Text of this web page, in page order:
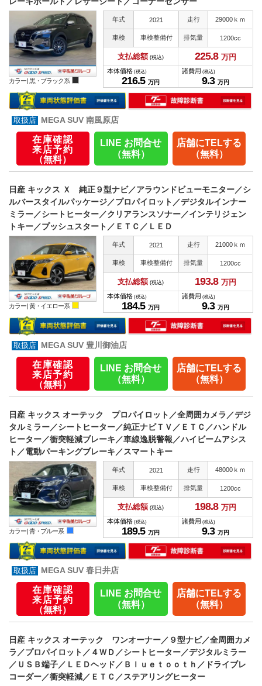
カラー |黒・ブラック系
年式 2021 走行 29000ｋｍ
車検 車検整備付 排気量 1200cc
支払総額 (税込) 225.8 万円
本体価格 (税込)
216.5 万円
諸費用 (税込)
9.3 万円
MEGA SUV 南風原店
在庫確認
来店予約
（無料）
LINE お問合せ
（無料）
店舗にTELする
（無料）
日産 キックス Ｘ 純正９型ナビ／アラウンドビューモニター／シ
ルバースタイルパッケージ／プロパイロット／デジタルインナー
ミラー／シートヒーター／クリアランスソナー／インテリジェン
トキー／プッシュスタート／ＥＴＣ／ＬＥＤ
カラー |黄・イエロー系
年式 2021 走行 21000ｋｍ
車検 車検整備付 排気量 1200cc
支払総額 (税込) 193.8 万円
本体価格 (税込)
184.5 万円
諸費用 (税込)
9.3 万円
MEGA SUV 豊川御油店
在庫確認
来店予約
（無料）
LINE お問合せ
（無料）
店舗にTELする
（無料）
日産 キックス オーテック プロパイロット／全周囲カメラ／デジ
タルミラー／シートヒーター／純正ナビＴＶ／ＥＴＣ／ハンドル
ヒーター／衝突軽減ブレーキ／車線逸脱警報／ハイビームアシス
ト／電動パーキングブレーキ／スマートキー
カラー | 青・ブルー系
年式 2021 走行 48000ｋｍ
車検 車検整備付 排気量 1200cc
支払総額 (税込) 198.8 万円
本体価格 (税込)
189.5 万円
諸費用 (税込)
9.3 万円
MEGA SUV 春日井店
在庫確認
来店予約
（無料）
LINE お問合せ
（無料）
店舗にTELする
（無料）
日産 キックス オーテック ワンオーナー／９型ナビ／全周囲カメ
ラ／プロパイロット／４ＷＤ／シートヒーター／デジタルミラー
／ＵＳＢ端子／ＬＥＤヘッド／Ｂｌｕｅｔｏｏｔｈ／ドライブレ
コーダー／衝突軽減／ＥＴＣ／ステアリングヒーター